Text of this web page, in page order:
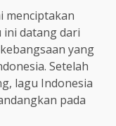
menciptakan
ini datang dari
yang
Setelah
lagu Indonesia
pada